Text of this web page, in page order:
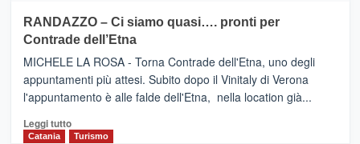
IL
NUOVO
SUMMER
CLUB
VIAGRANDE
(Ct)
–
Benanti
presenta
“Vino
&
Cultura
RANDAZZO – Ci siamo quasi…. pronti per
Contrade dell’Etna
MICHELE LA ROSA - Torna Contrade dell'Etna, uno degli
appuntamenti più attesi. Subito dopo il Vinitaly di Verona
l'appuntamento è alle falde dell'Etna, nella location già...
Leggi tuttoLeggi
di
Catania Turismo